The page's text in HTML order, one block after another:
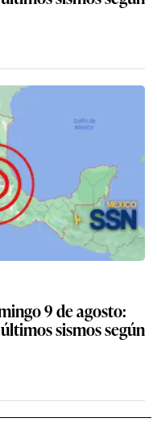
9 de agosto:
sismos según